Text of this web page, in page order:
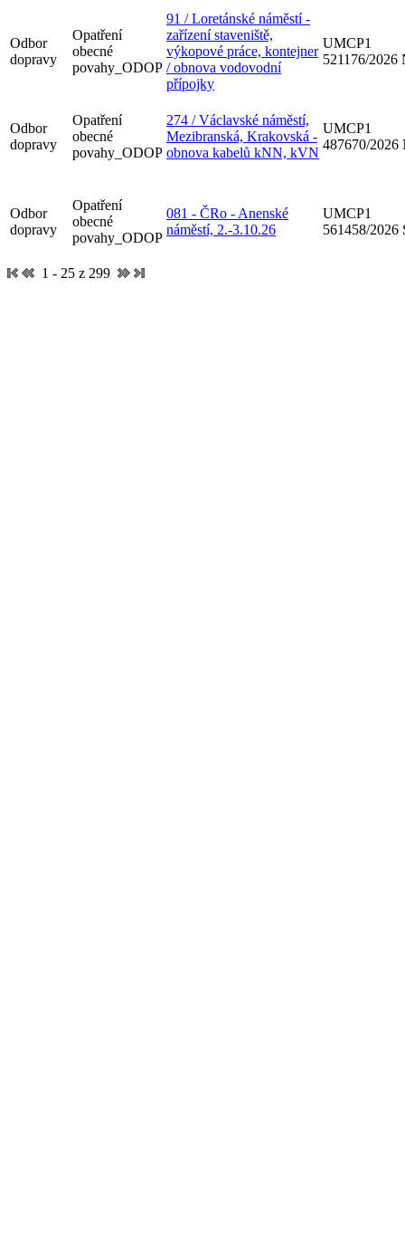
Odbor
dopravy
Opatření
obecné
povahy_ODOP
91 / Loretánské náměstí -
zařízení staveniště,
výkopové práce, kontejner
/ obnova vodovodní
přípojky
UMCP1
521176/2026
Odbor
dopravy
Opatření
obecné
povahy_ODOP
274 / Václavské náměstí,
Mezibranská, Krakovská -
obnova kabelů kNN, kVN
UMCP1
487670/2026
Odbor
dopravy
Opatření
obecné
povahy_ODOP
081 - ČRo - Anenské
náměstí, 2.-3.10.26
UMCP1
561458/2026
1 - 25 z 299